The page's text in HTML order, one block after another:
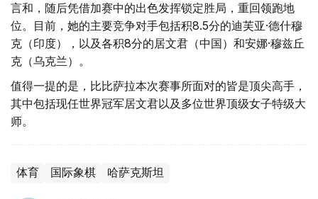
言和，随后凭借加赛中的出色发挥锁定胜局，重回领跑地
位。目前，她的主要竞争对手包括积8.5分的迪芙亚·德什穆
克（印度），以及各积8分的居文君（中国）和安娜·穆兹丘
克（乌克兰）。
值得一提的是，比比萨拉本次赛事所面对的皆是顶尖高手，
其中包括现任世界冠军居文君以及多位世界顶级女子特级大
师。
体育 国际象棋 哈萨克斯坦